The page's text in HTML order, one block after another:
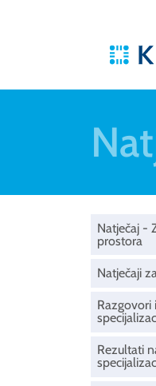
Natječaj -
prostora
Natječaji
Razgovori
Rezultati